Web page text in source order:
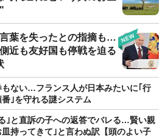
葉を失ったとの指摘も…
近も友好国も停戦を迫る
ない…フランス人が日本みたいに｢行
｣を守れる謎システム
｣と直訴の子への返答でバレる…賢い親
持ってきて｣と言わぬ訳【頭のよい子